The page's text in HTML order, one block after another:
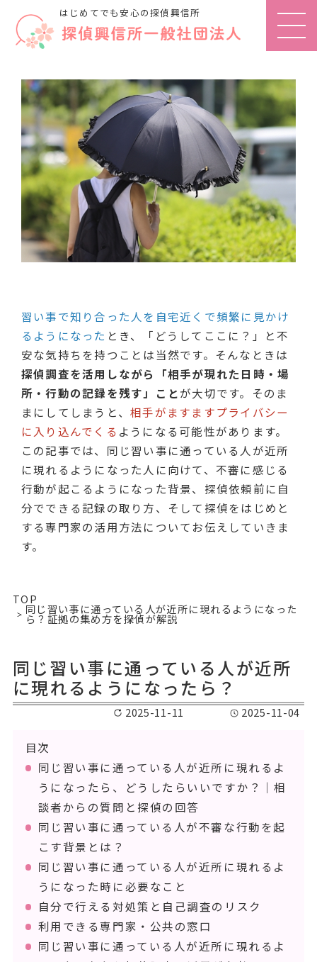
はじめてでも安心の探偵興信所
習い事で知り合った人を自宅近くで頻繁に見かけ
るようになった とき、「どうしてここに？」と不
安な気持ちを持つことは当然です。そんなときは
探偵調査を活用しながら「相手が現れた日時・場
所・行動の記録を残す」ことが大切です。そのま
まにしてしまうと、相手がますますプライバシー
に入り込んでくる ようになる可能性があります。
この記事では、同じ習い事に通っている人が近所
に現れるようになった人に向けて、不審に感じる
行動が起こるようになった背景、探偵依頼前に自
分でできる記録の取り方、そして探偵をはじめと
する専門家の活用方法についてお伝えしていきま
す。
TOP
同じ習い事に通っている人が近所に現れるようになった
ら？証拠の集め方を探偵が解説
同じ習い事に通っている人が近所
に現れるようになったら？
2025-11-11 2025-11-04
目次
同じ習い事に通っている人が近所に現れるよ
うになったら、どうしたらいいですか？｜相
談者からの質問と探偵の回答
同じ習い事に通っている人が不審な行動を起
こす背景とは？
同じ習い事に通っている人が近所に現れるよ
うになった時に必要なこと
自分で行える対処策と自己調査のリスク
利用できる専門家・公共の窓口
同じ習い事に通っている人が近所に現れるよ